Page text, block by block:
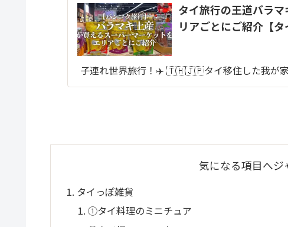
タイ旅行の王道バラ
リアごとにご紹介【タ
子連れ世界旅行！✈️ 🇹🇭🇯🇵タイ移住した我が家
気になる項目へジ
タイっぽ雑貨
①タイ料理のミニチュア